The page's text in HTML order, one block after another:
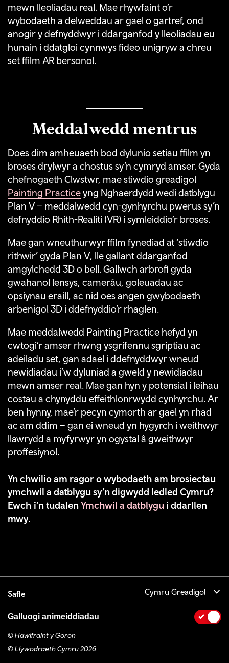
mewn lleoliadau real. Mae rhywfaint o’r
wybodaeth a delweddau ar gael o gartref, ond
anogir y defnyddwyr i ddarganfod y lleoliadau eu
hunain i ddatgloi cynnwys fideo unigryw a chreu
set ffilm AR bersonol.
Meddalwedd mentrus
Does dim amheuaeth bod dylunio setiau ffilm yn
broses drylwyr a chostus sy’n cymryd amser. Gyda
chefnogaeth Clwstwr, mae stiwdio greadigol
Painting Practiceyng Nghaerdydd wedi datblygu
Plan V – meddalwedd cyn-gynhyrchu pwerus sy’n
defnyddio Rhith-Realiti (VR) i symleiddio’r broses.
Mae gan wneuthurwyr ffilm fynediad at ‘stiwdio
rithwir’ gyda Plan V, lle gallant ddarganfod
amgylchedd 3D o bell. Gallwch arbrofi gyda
gwahanol lensys, camerâu, goleuadau ac
opsiynau eraill, ac nid oes angen gwybodaeth
arbenigol 3D i ddefnyddio’r rhaglen.
Mae meddalwedd Painting Practice hefyd yn
cwtogi’r amser rhwng ysgrifennu sgriptiau ac
adeiladu set, gan adael i ddefnyddwyr wneud
newidiadau i’w dyluniad a gweld y newidiadau
mewn amser real. Mae gan hyn y potensial i leihau
costau a chynyddu effeithlonrwydd cynhyrchu. Ar
ben hynny, mae’r pecyn cymorth ar gael yn rhad
ac am ddim – gan ei wneud yn hygyrch i weithwyr
llawrydd a myfyrwyr yn ogystal â gweithwyr
proffesiynol.
Yn chwilio am ragor o wybodaeth am brosiectau
ymchwil a datblygu sy’n digwydd ledled Cymru?
Ewch i’n tudalenYmchwil a datblygu i ddarllen
mwy.
Safle Cymru Greadigol
Galluogi animeiddiadau
© Hawlfraint y Goron
© Llywodraeth Cymru 2026